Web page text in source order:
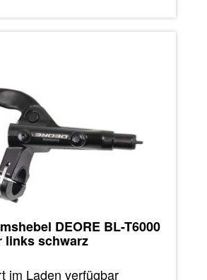
DEORE BL-T6000
links schwarz
im Laden verfügbar